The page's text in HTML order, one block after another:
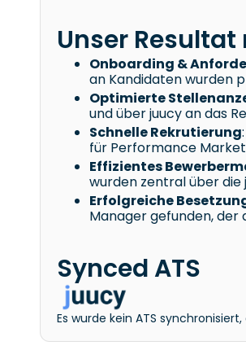
Unser
Onboarding &
an Kandidaten wurden
Optimierte
und über juucy an das
Schnelle Rekrutierung
für Performance
Effizientes
wurden zentral über
Erfolgreiche
Manager gefunden, der
Synced ATS
Es wurde kein ATS